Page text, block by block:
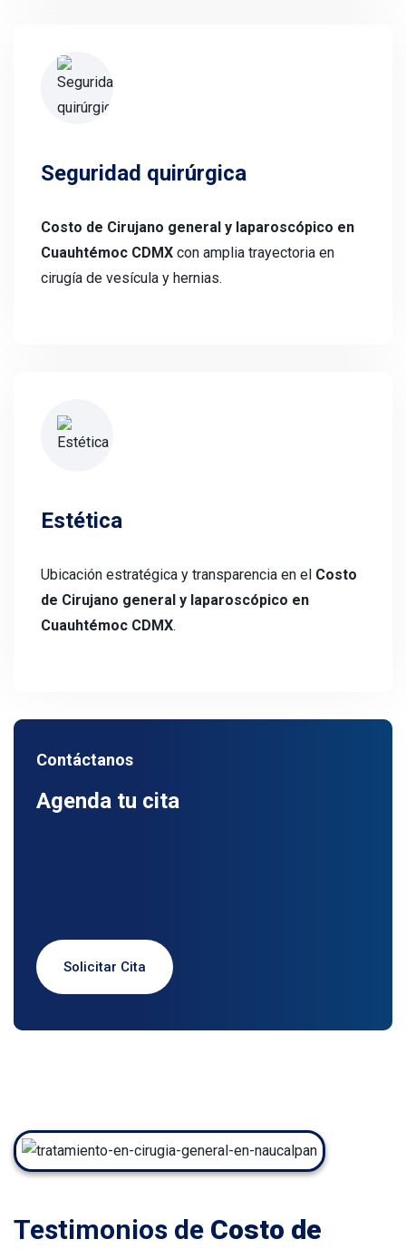
Seguridad quirúrgica
Costo de Cirujano general y laparoscópico en
Cuauhtémoc CDMX con amplia trayectoria en
cirugía de vesícula y hernias.
Estética
Ubicación estratégica y transparencia en el Costo
de Cirujano general y laparoscópico en
Cuauhtémoc CDMX.
Contáctanos
Agenda tu cita
Solicitar Cita
Testimonios de Costo de